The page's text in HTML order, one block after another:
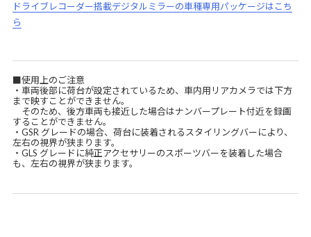
ドライブレコーダー搭載デジタルミラーの車種専用パッケージはこち
ら
■使用上のご注意
・車両後部に荷台が設定されているため、車内用リアカメラでは下方
まで映すことができません。
そのため、後方車両も接近した場合はナンバープレート付近を録画
することができません。
・GSR グレードの場合、荷台に装着されるスタイリングバーにより、
左右の視界が狭まります。
・GLS グレードに純正アクセサリーのスポーツバーを装着した場合
も、左右の視界が狭まります。